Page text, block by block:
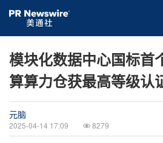
模块化数据中心国标首
算算力仓获最高等级认
元脑
2025-04-14 17:09 8279